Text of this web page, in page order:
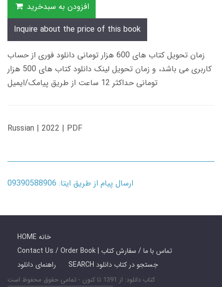
افزودن به سبدخرید
Inquire about the price of this book
زمان تحویل کتاب های 600 هزار تومانی دانلود فوری از حساب
کاربری می باشد، و زمان تحویل لینک دانلود کتاب های 500 هزار
تومانی حداکثر 12 ساعت از طریق پیامک/ایمیل
Russian | 2022 | PDF
ارسال پیام از طریق ایتا: 09390588906
HOME خانه
Contact Us / Order Book | تماس با ما / سفارش کتاب
راهنمای دانلود
SEARCH جستجو در کتاب دانلود
کتاب دانلود: از 1391 تا کنون - تمامی حقوق محفوظ است